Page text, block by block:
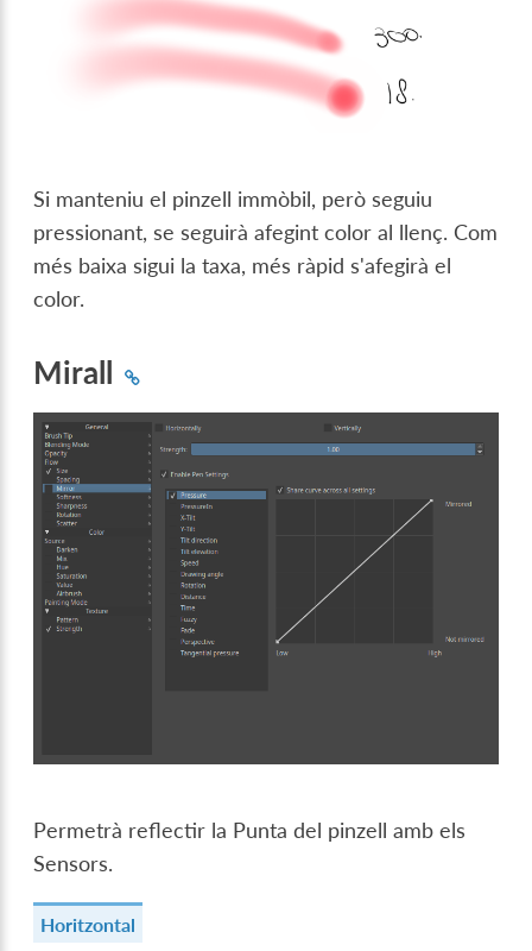
Si manteniu el pinzell immòbil, però seguiu
pressionant, se seguirà afegint color al llenç. Com
més baixa sigui la taxa, més ràpid s'afegirà el
color.
Mirall
Permetrà reflectir la Punta del pinzell amb els
Sensors.
Horitzontal